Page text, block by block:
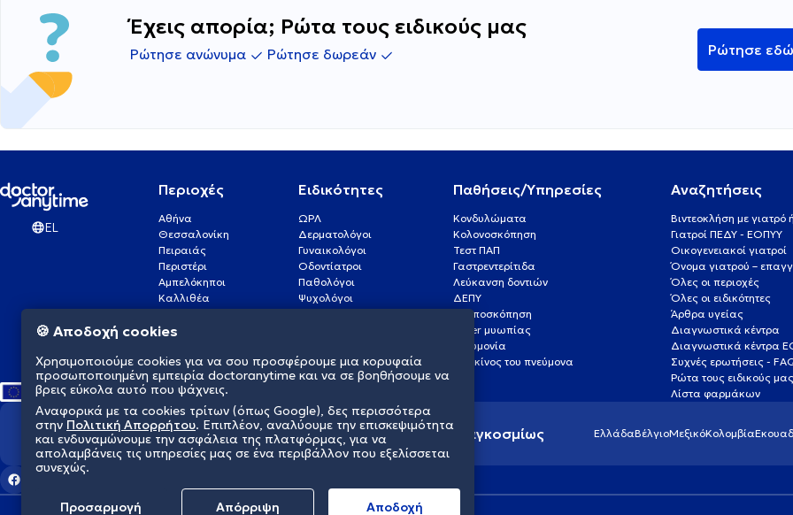
Έχεις απορία; Ρώτα τους ειδικούς μας
Ρώτησε ανώνυμα Ρώτησε δωρεάν Ρώτησε εδώ
EL
Περιοχές
Αθήνα
Θεσσαλονίκη
Πειραιάς
Περιστέρι
Αμπελόκηποι
Καλλιθέα
Γλυφάδα
Νέα Σμύρνη
Ειδικότητες
ΩΡΛ
Δερματολόγοι
Γυναικολόγοι
Οδοντίατροι
Παθολόγοι
Ψυχολόγοι
Καρδιολόγοι
Παθήσεις/Υπηρεσίες
Κονδυλώματα
Κολονοσκόπηση
Τεστ ΠΑΠ
Γαστρεντερίτιδα
Λεύκανση δοντιών
ΔΕΠΥ
Κολποσκόπηση
Laser μυωπίας
Πνευμονία
Καρκίνος του πνεύμονα
Αναζητήσεις
Βιντεοκλήση με
Γιατροί ΠΕΔΥ - ΕΟΠΥΥ
Οικογενειακοί γιατροί
Όνομα γιατρού –
Όλες οι περιοχές
Όλες οι ειδικότητες
Άρθρα υγείας
Διαγνωστικά κέντρα
Διαγνωστικά κέντρα
Συχνές ερωτήσεις -
Ρώτα τους ειδικούς μας
Λίστα φαρμάκων
Διαμορφώνουμε το μέλλον της υγείας παγκοσμίως ΕλλάδαΒέλγιοΜεξικόΚολομβία
🍪 Αποδοχή cookies
Χρησιμοποιούμε cookies για να σου προσφέρουμε μια κορυφαία
προσωποποιημένη εμπειρία doctoranytime και να σε βοηθήσουμε να
βρεις εύκολα αυτό που ψάχνεις.
Αναφορικά με τα cookies τρίτων (όπως Google), δες περισσότερα
στην Πολιτική Απορρήτου. Επιπλέον, αναλύουμε την επισκεψιμότητα
και ενδυναμώνουμε την ασφάλεια της πλατφόρμας, για να
απολαμβάνεις τις υπηρεσίες μας σε ένα περιβάλλον που εξελίσσεται
συνεχώς.
Προσαρμογή Απόρριψη Aποδοχή